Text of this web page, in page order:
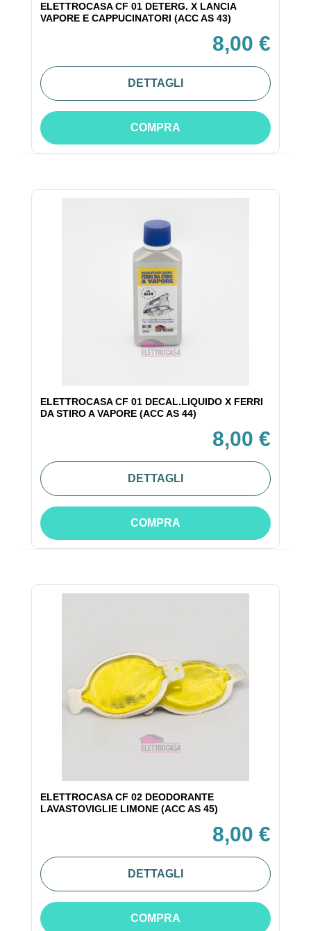
ELETTROCASA CF 01 DETERG. X LANCIA
VAPORE E CAPPUCINATORI (ACC AS 43)
8,00 €
DETTAGLI
COMPRA
ELETTROCASA CF 01 DECAL.LIQUIDO X FERRI
DA STIRO A VAPORE (ACC AS 44)
8,00 €
DETTAGLI
COMPRA
ELETTROCASA CF 02 DEODORANTE
LAVASTOVIGLIE LIMONE (ACC AS 45)
8,00 €
DETTAGLI
COMPRA